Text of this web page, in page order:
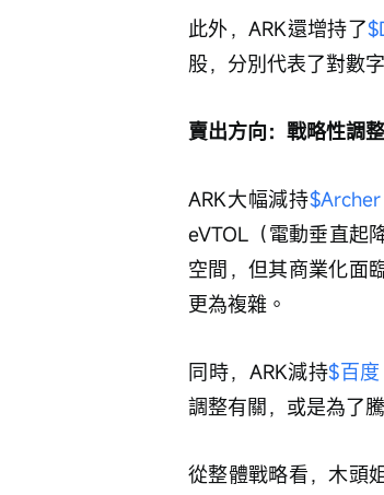
此外，ARK還增持了
股，分別代表了對數
賣出方向：戰略性調
ARK大幅減持$Archer
eVTOL（電動垂直起
空間，但其商業化面
更為複雜。
同時，ARK減持$百度
調整有關，或是為了
從整體戰略看，木頭